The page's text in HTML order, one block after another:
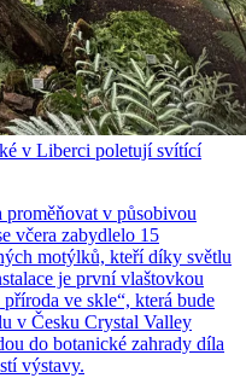
v Liberci poletují svítící
proměňovat v působivou
včera zabydlelo 15
motýlků, kteří díky světlu
je první vlaštovkou
ve skle“, která bude
v Česku Crystal Valley
do botanické zahrady díla
výstavy.